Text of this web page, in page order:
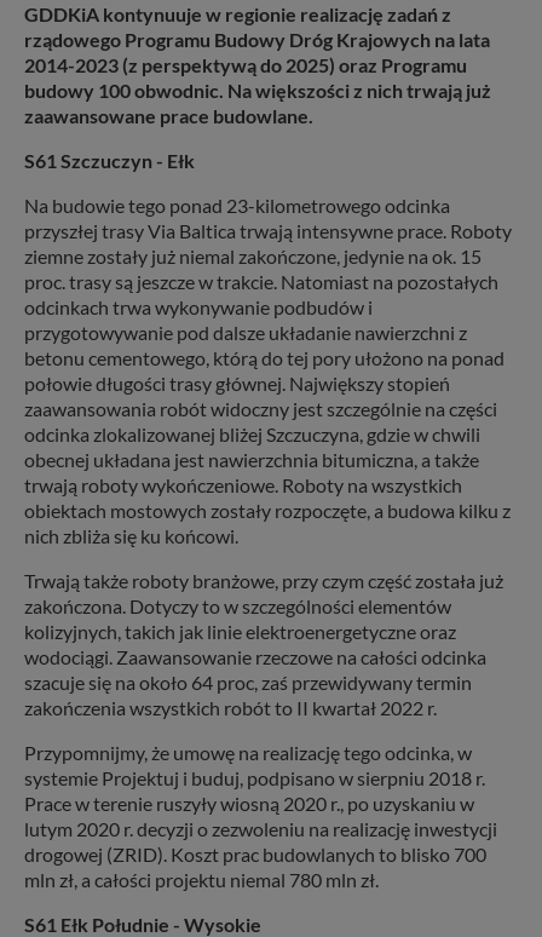
GDDKiA kontynuuje w regionie realizację zadań z
rządowego Programu Budowy Dróg Krajowych na lata
2014-2023 (z perspektywą do 2025) oraz Programu
budowy 100 obwodnic. Na większości z nich trwają już
zaawansowane prace budowlane.
S61 Szczuczyn - Ełk
Na budowie tego ponad 23-kilometrowego odcinka
przyszłej trasy Via Baltica trwają intensywne prace. Roboty
ziemne zostały już niemal zakończone, jedynie na ok. 15
proc. trasy są jeszcze w trakcie. Natomiast na pozostałych
odcinkach trwa wykonywanie podbudów i
przygotowywanie pod dalsze układanie nawierzchni z
betonu cementowego, którą do tej pory ułożono na ponad
połowie długości trasy głównej. Największy stopień
zaawansowania robót widoczny jest szczególnie na części
odcinka zlokalizowanej bliżej Szczuczyna, gdzie w chwili
obecnej układana jest nawierzchnia bitumiczna, a także
trwają roboty wykończeniowe. Roboty na wszystkich
obiektach mostowych zostały rozpoczęte, a budowa kilku z
nich zbliża się ku końcowi.
Trwają także roboty branżowe, przy czym część została już
zakończona. Dotyczy to w szczególności elementów
kolizyjnych, takich jak linie elektroenergetyczne oraz
wodociągi. Zaawansowanie rzeczowe na całości odcinka
szacuje się na około 64 proc, zaś przewidywany termin
zakończenia wszystkich robót to II kwartał 2022 r.
Przypomnijmy, że umowę na realizację tego odcinka, w
systemie Projektuj i buduj, podpisano w sierpniu 2018 r.
Prace w terenie ruszyły wiosną 2020 r., po uzyskaniu w
lutym 2020 r. decyzji o zezwoleniu na realizację inwestycji
drogowej (ZRID). Koszt prac budowlanych to blisko 700
mln zł, a całości projektu niemal 780 mln zł.
S61 Ełk Południe - Wysokie